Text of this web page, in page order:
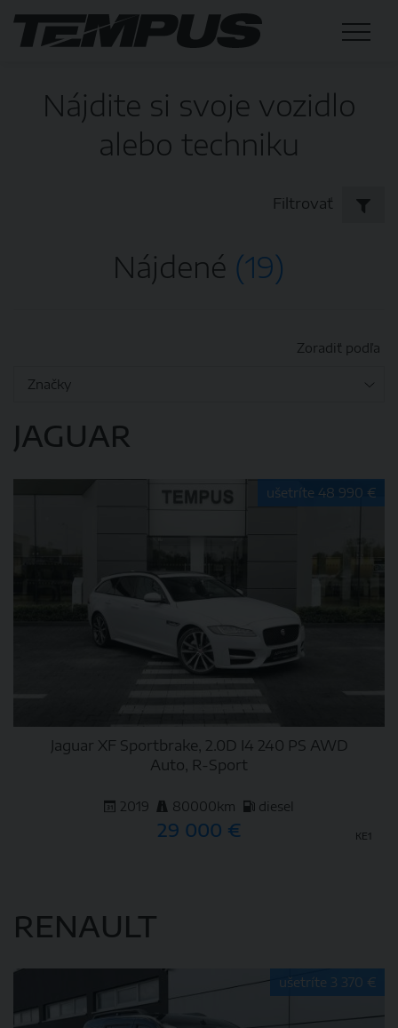
Nájdite si svoje vozidlo
alebo techniku
Filtrovať
Nájdené (19)
Zoradiť podľa
JAGUAR
ušetríte 48 990 €
Jaguar XF Sportbrake, 2.0D I4 240 PS AWD
Auto, R-Sport
2019 80000km diesel
29 000 € KE1
RENAULT
ušetríte 3 370 €